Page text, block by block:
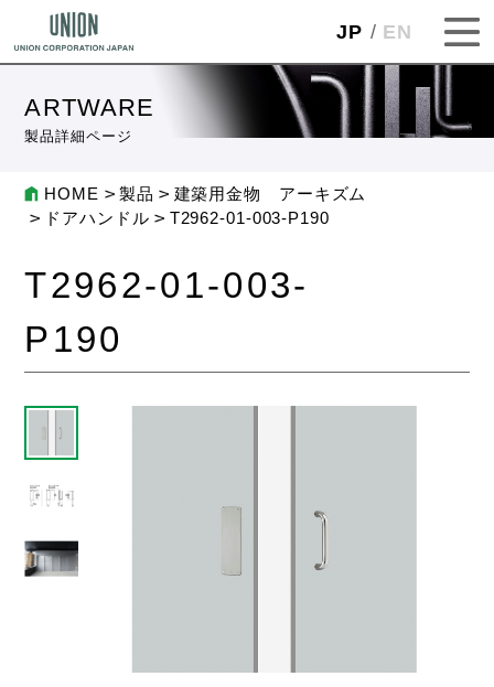
JP EN
ARTWARE
製品詳細ページ
HOME 製品
建築用金物 アーキズム
ドアハンドル
T2962-01-003-P190
T2962-01-003-
P190